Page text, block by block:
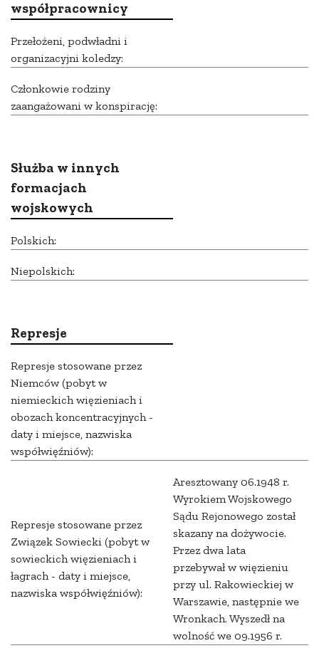
współpracownicy
Przełożeni, podwładni i
organizacyjni koledzy:
Członkowie rodziny
zaangażowani w konspirację:
Służba w innych
formacjach
wojskowych
Polskich:
Niepolskich:
Represje
Represje stosowane przez
Niemców (pobyt w
niemieckich więzieniach i
obozach koncentracyjnych -
daty i miejsce, nazwiska
współwięźniów):
Represje stosowane przez
Związek Sowiecki (pobyt w
sowieckich więzieniach i
łagrach - daty i miejsce,
nazwiska współwięźniów):
Aresztowany 06.1948 r.
Wyrokiem Wojskowego
Sądu Rejonowego został
skazany na dożywocie.
Przez dwa lata
przebywał w więzieniu
przy ul. Rakowieckiej w
Warszawie, następnie we
Wronkach. Wyszedł na
wolność we 09.1956 r.